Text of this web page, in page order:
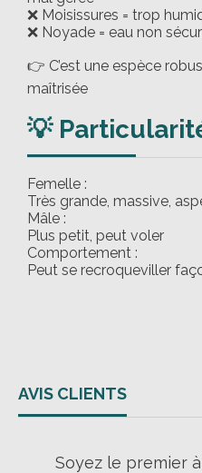
❌ Moisissures = trop
❌ Noyade = eau non
👉 C’est une espèce
maîtrisée
💡
Femelle :
Très grande, massive,
Mâle :
Plus petit, peut voler
Comportement :
Peut se recroqueviller
AVIS CLIENTS
Soyez le premier